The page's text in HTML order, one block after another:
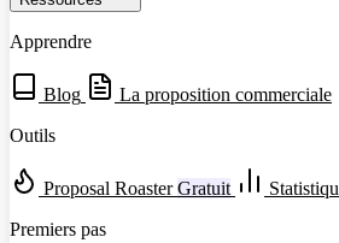
Apprendre
Blog
La proposition commerciale
Outils
Proposal Roaster Gratuit
Premiers pas